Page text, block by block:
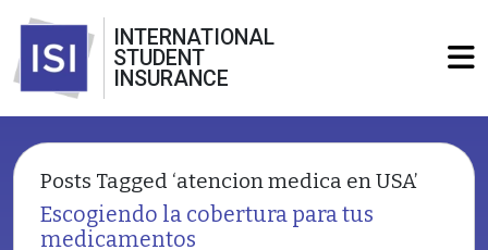
INTERNATIONAL
STUDENT
INSURANCE
Posts Tagged ‘atencion medica en USA’
Escogiendo la cobertura para tus
medicamentos